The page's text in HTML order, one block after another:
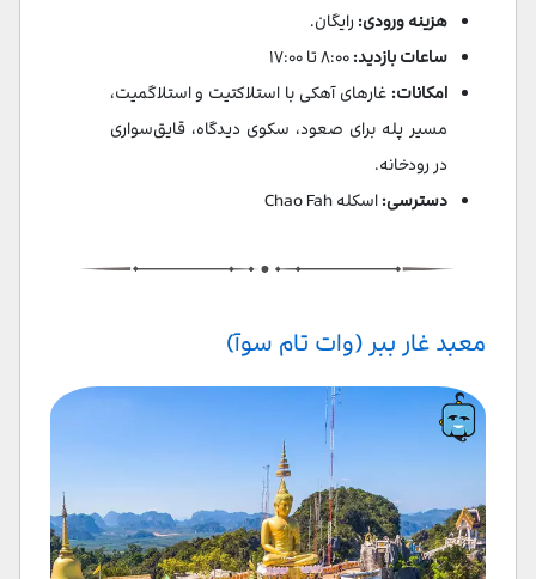
هزینه ورودی:رایگان.
ساعات بازدید:
امکانات: غارهای آهکی با استلاکتیت و استلاگمیت،
مسیر پله برای صعود، سکوی دیدگاه، قایق‌سواری
در رودخانه.
دسترسی:اسکله Chao Fah
معبد غار ببر (وات تام سوآ)